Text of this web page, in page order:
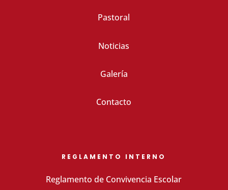
Pastoral
Noticias
Galería
Contacto
REGLAMENTO INTERNO
Reglamento de Convivencia Escolar